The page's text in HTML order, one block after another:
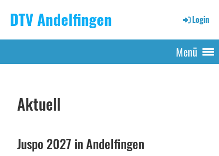
DTV Andelfingen Login
Menü
Aktuell
Juspo 2027 in Andelfingen